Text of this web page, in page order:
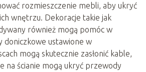
rozmieszczenie mebli, aby ukryć
wnętrzu. Dekoracje takie jak
również mogą pomóc w
doniczkowe ustawione w
mogą skutecznie zasłonić kable,
na ścianie mogą ukryć przewody